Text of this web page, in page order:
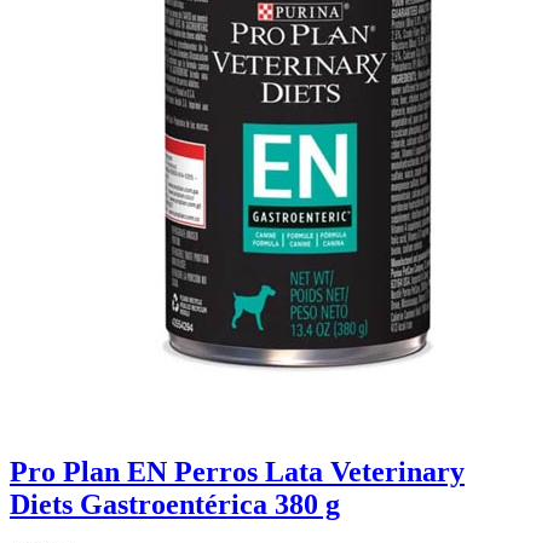
Pro Plan EN Perros Lata Veterinary
Diets Gastroentérica 380 g